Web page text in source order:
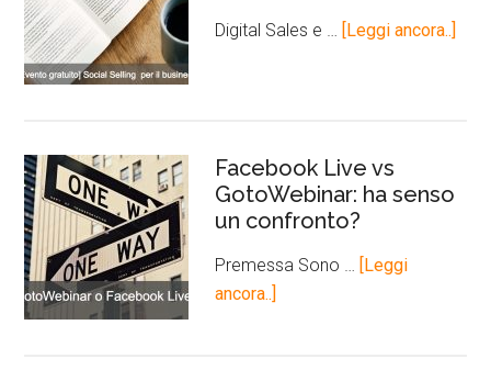
Digital Sales e … [Leggi ancora..]
Facebook Live vs
GotoWebinar: ha senso
un confronto?
Premessa Sono … [Leggi
ancora..]